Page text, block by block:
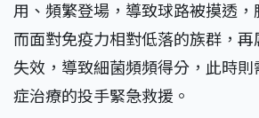
用、頻繁登場，導致球路被摸透，
而面對免疫力相對低落的族群，
失效，導致細菌頻頻得分，此時
症治療的投手緊急救援。